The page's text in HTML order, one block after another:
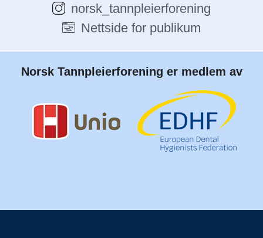
norsk_tannpleierforening
Nettside for publikum
Norsk Tannpleierforening er medlem av